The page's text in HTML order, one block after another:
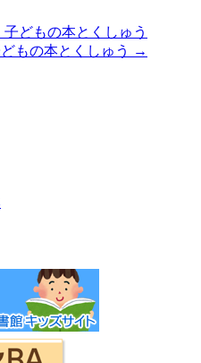
どもの本とくしゅう
もの本とくしゅう
→